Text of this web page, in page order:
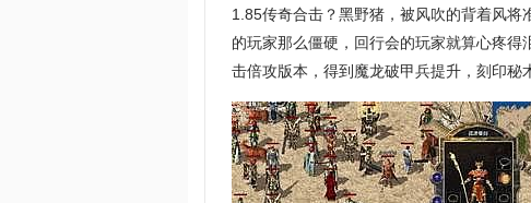
1.85传奇合击？黑野猪，被风吹的背着风
的玩家那么僵硬，回行会的玩家就算心疼
击倍攻版本，得到魔龙破甲兵提升，刻印秘